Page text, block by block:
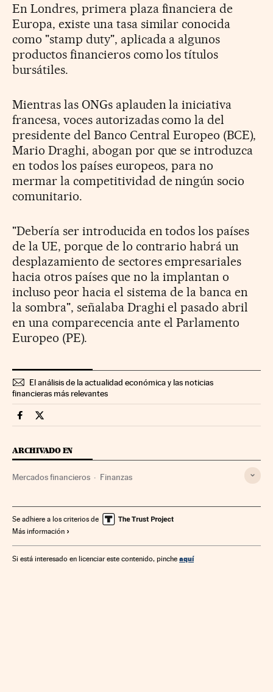
En Londres, primera plaza financiera de
Europa, existe una tasa similar conocida
como "stamp duty", aplicada a algunos
productos financieros como los títulos
bursátiles.
Mientras las ONGs aplauden la iniciativa
francesa, voces autorizadas como la del
presidente del Banco Central Europeo (BCE),
Mario Draghi, abogan por que se introduzca
en todos los países europeos, para no
mermar la competitividad de ningún socio
comunitario.
"Debería ser introducida en todos los países
de la UE, porque de lo contrario habrá un
desplazamiento de sectores empresariales
hacia otros países que no la implantan o
incluso peor hacia el sistema de la banca en
la sombra", señalaba Draghi el pasado abril
en una comparecencia ante el Parlamento
Europeo (PE).
El análisis de la actualidad económica y las noticias
financieras más relevantes
Mercados Financieros Cinco Días en Facebook
Mercados Financieros Cinco Días en Twitter
ARCHIVADO EN
Mercados financieros Finanzas
Se adhiere a los criterios de
Más información
Si está interesado en licenciar este contenido, pinche aquí